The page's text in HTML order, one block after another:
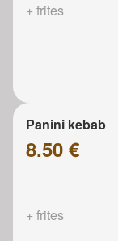
+ frites
Panini kebab
8.50 €
+ frites